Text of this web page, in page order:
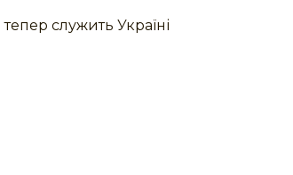
служить Україні